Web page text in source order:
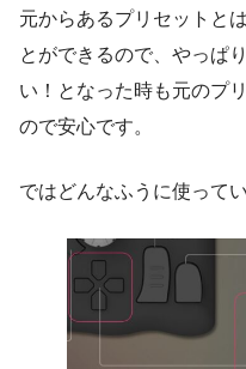
元からあるプリセットと
とができるので、やっぱ
い！となった時も元のプ
ので安心です。
ではどんなふうに使って